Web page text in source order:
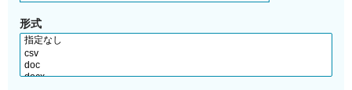
形式